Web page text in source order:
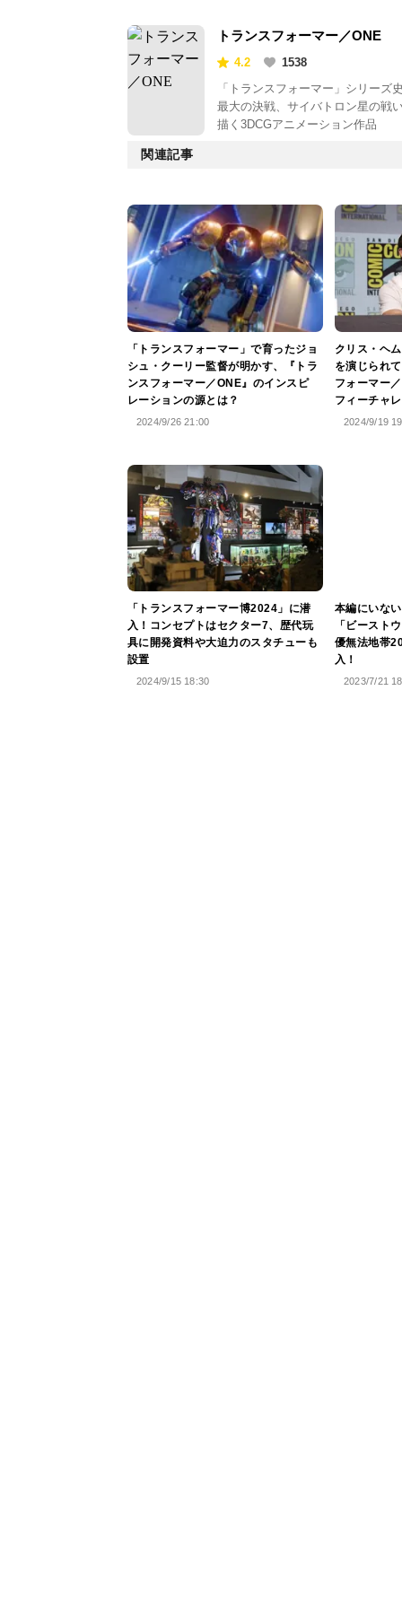
トランスフォーマー／ONE
4.2
1538
「トランスフォーマー」シリーズ
最大の決戦、サイバトロン星の戦
描く3DCGアニメーション作品
関連記事
「トランスフォーマー」で育ったジョ
シュ・クーリー監督が明かす、『トラ
ンスフォーマー／ONE』のインスピ
レーションの源とは？
2024/9/26 21:00
クリス・ヘ
を演じられ
フォーマー
フィーチャ
2024/9/19
「トランスフォーマー博2024」に潜
入！コンセプトはセクター7、歴代玩
具に開発資料や大迫力のスタチューも
設置
2024/9/15 18:30
本編にいな
「ビースト
優無法地帯
入！
2023/7/21